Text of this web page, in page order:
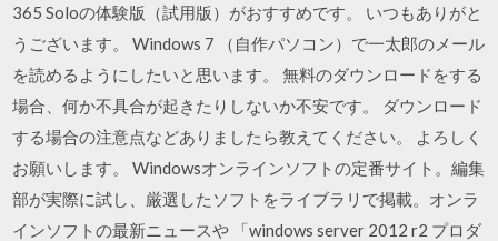
365 Soloの体験版（試用版）がおすすめです。 いつもありがと
うございます。 Windows 7 （自作パソコン）で一太郎のメール
を読めるようにしたいと思います。 無料のダウンロードをする
場合、何か不具合が起きたりしないか不安です。 ダウンロード
する場合の注意点などありましたら教えてください。 よろしく
お願いします。 Windowsオンラインソフトの定番サイト。編集
部が実際に試し、厳選したソフトをライブラリで掲載。オンラ
インソフトの最新ニュースや 「windows server 2012 r2 プロダ